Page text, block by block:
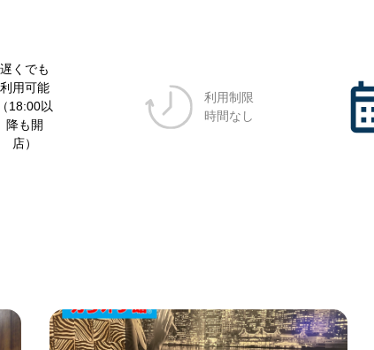
遅くでも
利用可能
（18:00以
降も開
店）
利用制限
時間なし